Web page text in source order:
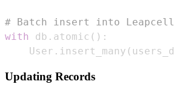
# Batch insert into
with
db . atomic ( ) :
    User
. insert_many (
Updating Records